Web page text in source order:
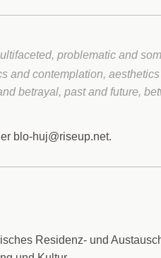
problematic and
and contemplation,
betrayal, past and future,
blo-huj@riseup.net.
Residenz- und